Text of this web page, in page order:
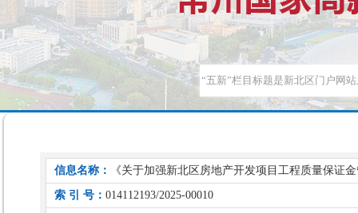
信息名称： 《关于加强新北区房地产开发项目工程质量保证
索 引 号： 014112193/2025-00010